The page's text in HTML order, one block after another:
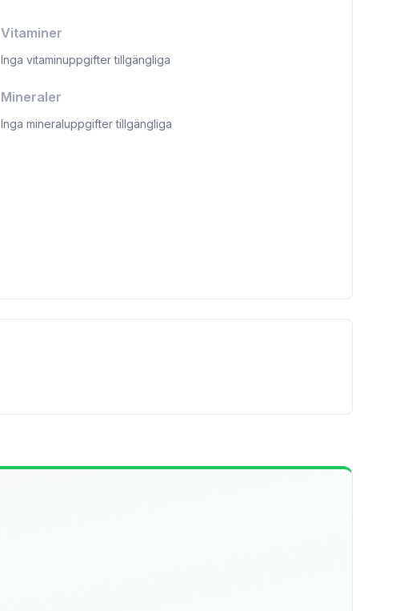
Vitaminer
Inga vitaminuppgifter tillgängliga
Mineraler
Inga mineraluppgifter tillgängliga